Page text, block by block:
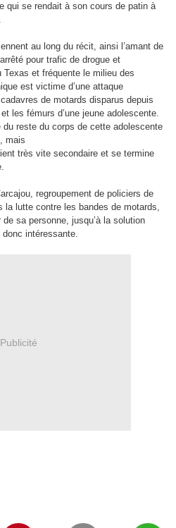
qui se rendait à son cours de patin à
au long du récit, ainsi l’amant de
pour trafic de drogue et
Texas et fréquente le milieu des
est victime d’une attaque
de motards disparus depuis
les fémurs d’une jeune adolescente.
du reste du corps de cette adolescente
mais
très vite secondaire et se termine
regroupement de policiers de
lutte contre les bandes de motards,
sa personne, jusqu’à la solution
donc intéressante.
Publicité